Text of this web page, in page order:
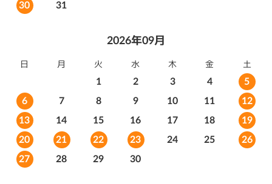
30
31
2026年09月
日 月 火 水 木 金 土
1 2 3 4
5
6
7 8 9 10 11
12
13
14 15 16 17 18
19
20
21 22 23 24 25
26
27
28 29 30